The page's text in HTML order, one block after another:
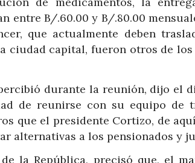
entre B/.60.00 y B/.80.00
que actualmente deben
ciudad capital, fueron otros de
durante la reunión, dijo el
de reunirse con su equipo de
que el presidente Cortizo, de
alternativas a los pensionados y
la República, precisó que, el